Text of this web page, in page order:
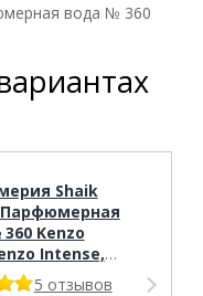
вода № 360
Shaik
Парфюмерная
Kenzo
Intense,
5 отзывов